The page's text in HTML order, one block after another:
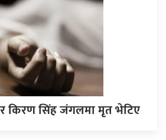
किरण सिंह जंगलमा मृत भेटिए